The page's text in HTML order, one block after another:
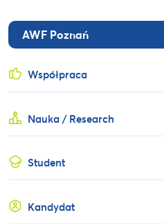
AWF Poznań
Współpraca
Nauka / Research
Student
Kandydat